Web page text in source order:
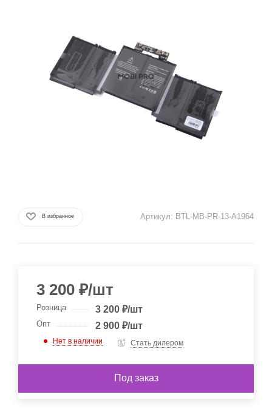
В избранное Артикул: BTL-MB-PR-13-A1964
3 200 ₽/шт
Розница 3 200 ₽/шт
Опт 2 900 ₽/шт
Нет в наличии Стать дилером
Под заказ